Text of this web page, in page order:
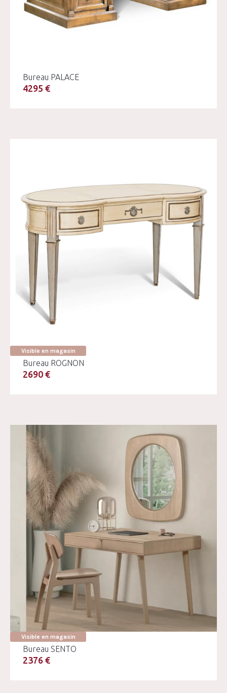
Bureau PALACE
4295 €
Visible en magasin
Bureau ROGNON
2690 €
Visible en magasin
Bureau SENTO
2376 €